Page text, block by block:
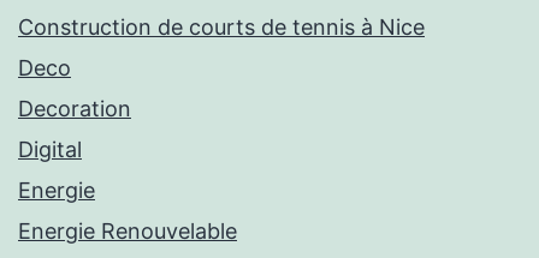
Construction de courts de tennis à Nice
Deco
Decoration
Digital
Energie
Energie Renouvelable